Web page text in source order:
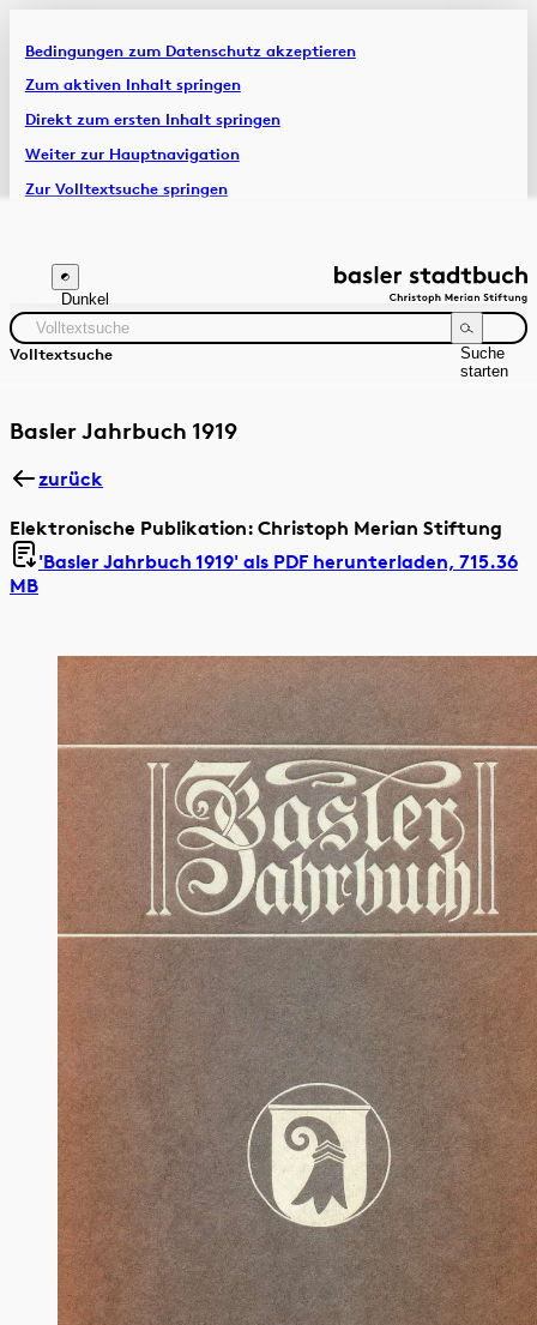
Bedingungen zum Datenschutz akzeptieren
Zum aktiven Inhalt springen
Direkt zum ersten Inhalt springen
Weiter zur Hauptnavigation
Zur Volltextsuche springen
Artikel & Dossiers
Chronik
Dunkel
Volltextsuche
Suche
starten
Zeitraum Autor:in
Basler Jahrbuch 1919
zurück
Elektronische Publikation: Christoph Merian Stiftung
'Basler Jahrbuch 1919' als PDF herunterladen, 715.36
MB